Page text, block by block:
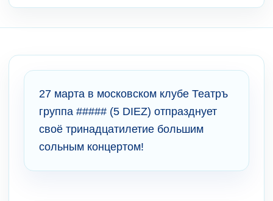
27 марта в московском клубе Театръ
группа ##### (5 DIEZ) отпразднует
своё тринадцатилетие большим
сольным концертом!